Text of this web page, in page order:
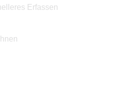
Erfassen